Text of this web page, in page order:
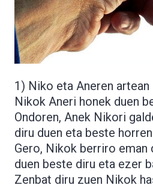
1) Niko eta Aneren
Nikok Aneri honek duen
Ondoren, Anek Nikori
diru duen eta beste
Gero, Nikok berriro eman
duen beste diru eta ezer
Zenbat diru zuen Nikok